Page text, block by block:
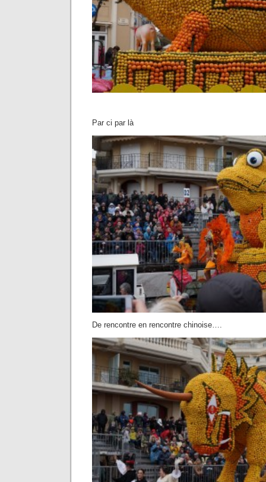
Par ci par là
De rencontre en rencontre chinoise….